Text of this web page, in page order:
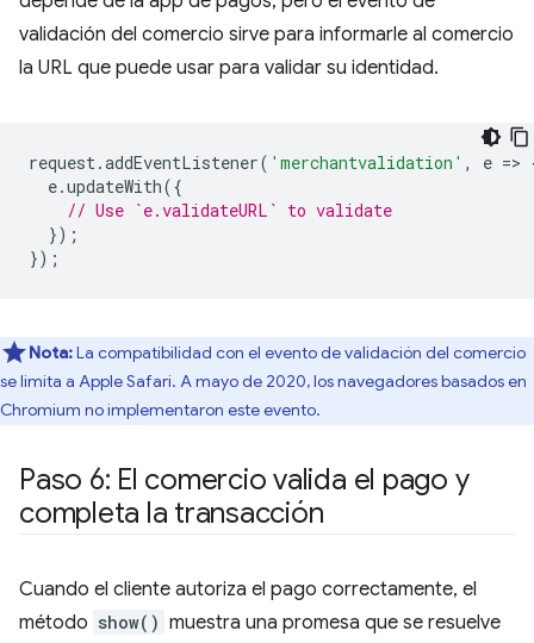
validación del comercio sirve para informarle al comercio
la URL que puede usar para validar su identidad.
request.addEventListener( 'merchantvalidation' , e =>
e.updateWith({
// Use `e.validateURL` to validate
});
});
Nota:La compatibilidad con el evento de validación del comercio
se limita a Apple Safari. A mayo de 2020, los navegadores basados en
Chromium no implementaron este evento.
Paso 6: El comercio valida el pago y
completa la transacción
Cuando el cliente autoriza el pago correctamente, el
método show() muestra una promesa que se resuelve